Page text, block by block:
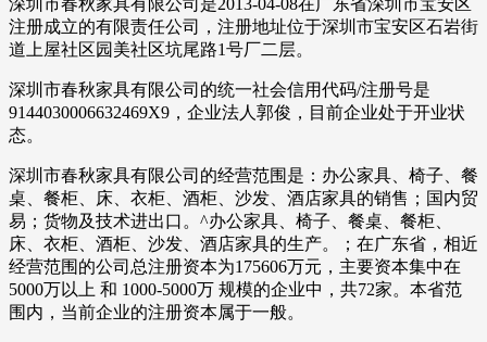
深圳市春秋家具有限公司是2013-04-08在广东省深圳市宝安区
注册成立的有限责任公司，注册地址位于深圳市宝安区石岩街
道上屋社区园美社区坑尾路1号厂二层。
深圳市春秋家具有限公司的统一社会信用代码/注册号是
9144030006632469X9，企业法人郭俊，目前企业处于开业状
态。
深圳市春秋家具有限公司的经营范围是：办公家具、椅子、餐
桌、餐柜、床、衣柜、酒柜、沙发、酒店家具的销售；国内贸
易；货物及技术进出口。^办公家具、椅子、餐桌、餐柜、
床、衣柜、酒柜、沙发、酒店家具的生产。；在广东省，相近
经营范围的公司总注册资本为175606万元，主要资本集中在
5000万以上 和 1000-5000万 规模的企业中，共72家。本省范
围内，当前企业的注册资本属于一般。